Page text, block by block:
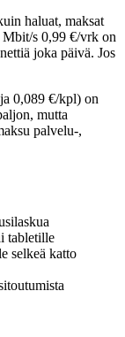
haluat, maksat
Mbit/s 0,99 €/vrk on
joka päivä. Jos
0,089 €/kpl) on
mutta
palvelu-,
tabletille
selkeä katto